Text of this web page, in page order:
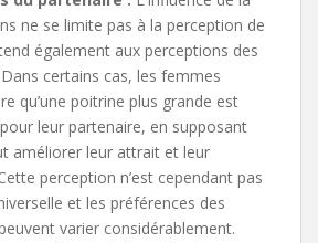
ne se limite pas à la perception de
également aux perceptions des
certains cas, les femmes
qu’une poitrine plus grande est
leur partenaire, en supposant
améliorer leur attrait et leur
perception n’est cependant pas
et les préférences des
varier considérablement.